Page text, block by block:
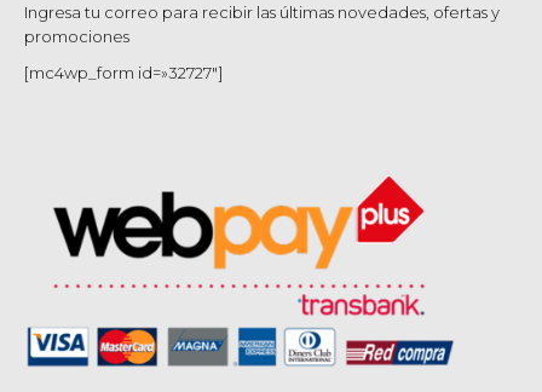
Ingresa tu correo para recibir las últimas novedades, ofertas y
promociones
[mc4wp_form id=»32727″]